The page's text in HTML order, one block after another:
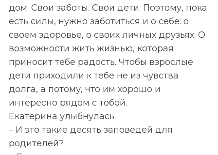
дом. Свои заботы. Свои дети. Поэтому, пока
есть силы, нужно заботиться и о себе: о
своем здоровье, о своих личных друзьях. О
возможности жить жизнью, которая
приносит тебе радость. Чтобы взрослые
дети приходили к тебе не из чувства
долга, а потому, что им хорошо и
интересно рядом с тобой.
Екатерина улыбнулась.
– И это такие десять заповедей для
родителей?